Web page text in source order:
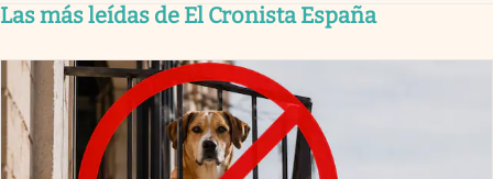
Las más leídas de El Cronista España